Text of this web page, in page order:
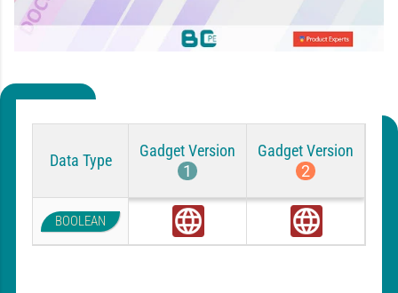
Data Type
Gadget Version
1
Gadget Version
2
BOOLEAN
l
l